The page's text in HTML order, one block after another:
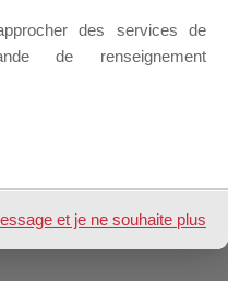
des services de
de renseignement
et je ne souhaite plus